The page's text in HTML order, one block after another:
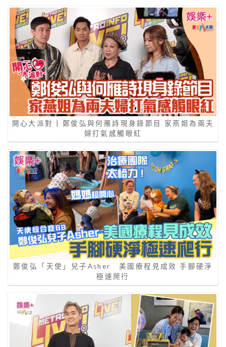
開心大派對 | 鄭俊弘與何雁詩現身錄節目 家燕姐為兩夫
婦打氣感觸眼紅
鄭俊弘「天使」兒子Asher 美國療程見成效 手腳硬淨
極速爬行